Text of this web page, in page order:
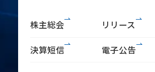
株主総会 リリース
決算短信 電子公告